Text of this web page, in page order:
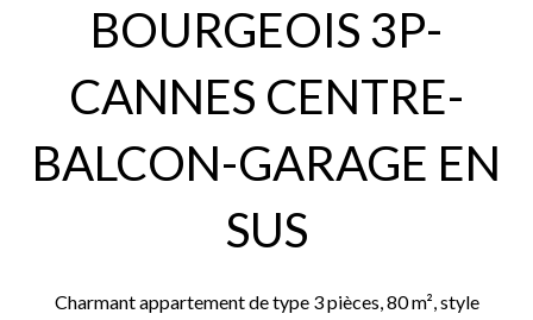
BOURGEOIS 3P-
CANNES CENTRE-
BALCON-GARAGE EN
SUS
Charmant appartement de type 3 pièces, 80 m², style